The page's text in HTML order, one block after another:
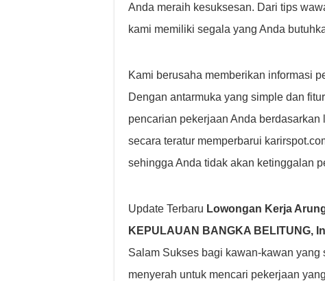
Anda meraih kesuksesan. Dari tips
kami memiliki segala yang Anda
Kami berusaha memberikan informasi
Dengan antarmuka yang simple dan
pencarian pekerjaan Anda
secara teratur memperbarui
sehingga Anda tidak akan ketinggalan
Update Terbaru Lowongan Kerja
KEPULAUAN BANGKA BELITUNG,
Salam Sukses bagi kawan-kawan
menyerah untuk mencari pekerjaan